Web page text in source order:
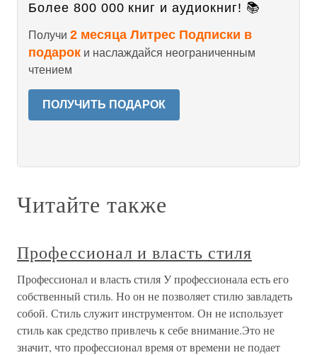
Более 800 000 книг и аудиокниг! 📚
Получи 2 месяца Литрес Подписки в
подарок и наслаждайся неограниченным
чтением
ПОЛУЧИТЬ ПОДАРОК
Читайте также
Профессионал и власть стиля
Профессионал и власть стиля У профессионала есть его
собственный стиль. Но он не позволяет стилю завладеть
собой. Стиль служит инструментом. Он не использует
стиль как средство привлечь к себе внимание.Это не
значит, что профессионал время от времени не подает